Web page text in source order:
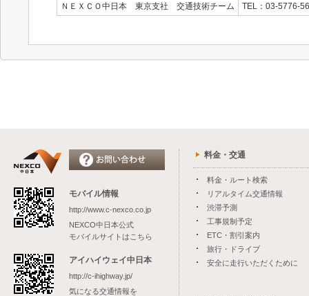
ＮＥＸＣＯ中日本 東京支社 交通技術チーム
TEL：03-5776-
モバイル情報
http://www.c-nexco.co.jp
NEXCO中日本公式
モバイルサイトはこちら
アイハイウェイ中日本
http://c-ihighway.jp/
気になる交通情報を
料金・交通
料金・ルート検索
リアルタイム交通情報
渋滞予測
工事規制予定
ETC・割引案内
旅行・ドライブ
安全に走行いただくために